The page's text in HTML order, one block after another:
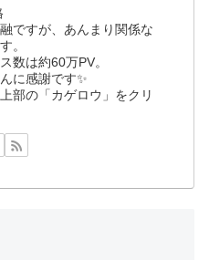
ですが、あんまり関係な
。
数は約60万PV。
に感謝です✨
部の「カゲロウ」をクリ